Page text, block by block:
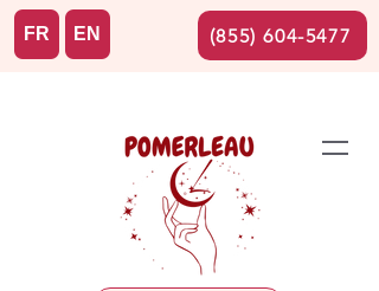
FR EN (855) 604-5477